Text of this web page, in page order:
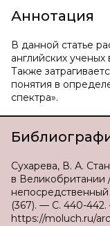
Аннотация
В данной статье
английских
Также
понятия в
спектра».
Сухарева, В. А.
в Великобритании
(367). — С. 440-
https://moluch.ru/